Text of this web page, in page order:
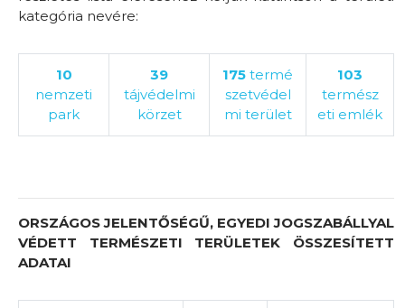
kategória nevére:
10
nemzeti
park
39
tájvédelmi
körzet
175 termé
szetvédel
mi terület
103
termész
eti emlék
ORSZÁGOS JELENTŐSÉGŰ, EGYEDI JOGSZABÁLLYAL
VÉDETT TERMÉSZETI TERÜLETEK ÖSSZESÍTETT
ADATAI